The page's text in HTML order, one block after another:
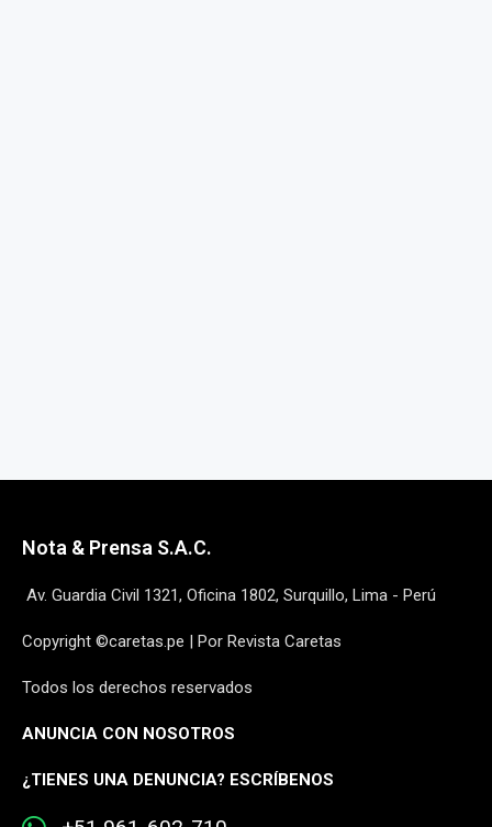
Nota & Prensa S.A.C.
Av. Guardia Civil 1321, Oficina 1802, Surquillo, Lima - Perú
Copyright ©caretas.pe | Por Revista Caretas
Todos los derechos reservados
ANUNCIA CON NOSOTROS
¿TIENES UNA DENUNCIA? ESCRÍBENOS